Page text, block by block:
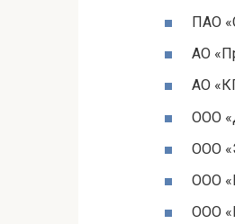
ПАО
АО
АО
ООО
ООО
ООО
ООО